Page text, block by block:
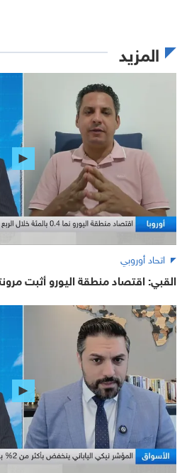
المزيد
اتحاد أوروبي
القبي: اقتصاد منطقة اليورو أثبت